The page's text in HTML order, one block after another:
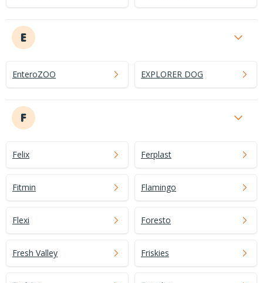
E
EnteroZOO EXPLORER DOG
F
Felix Ferplast
Fitmin Flamingo
Flexi Foresto
Fresh Valley Friskies